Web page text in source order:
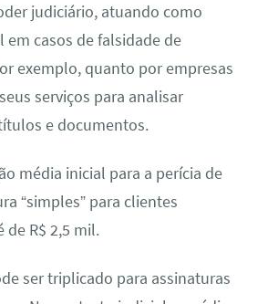
judiciário, atuando como
em casos de falsidade de
exemplo, quanto por empresas
serviços para analisar
e documentos.
média inicial para a perícia de
“simples” para clientes
de R$ 2,5 mil.
ser triplicado para assinaturas